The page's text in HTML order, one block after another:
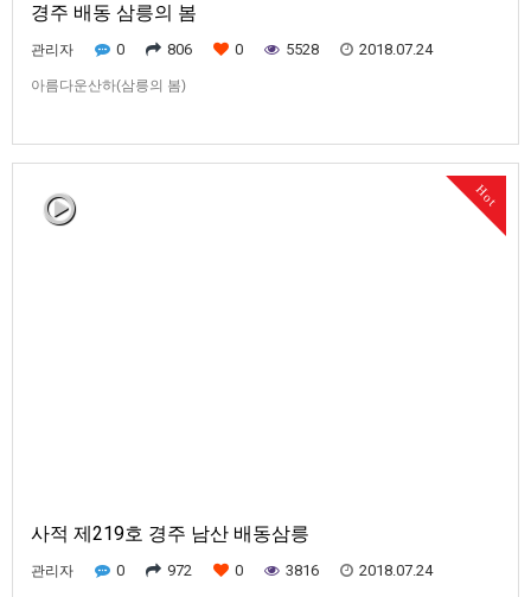
경주 배동 삼릉의 봄
관리자 0 806 0 5528 2018.07.24
아름다운산하(삼릉의 봄)
Hot
사적 제219호 경주 남산 배동삼릉
관리자 0 972 0 3816 2018.07.24